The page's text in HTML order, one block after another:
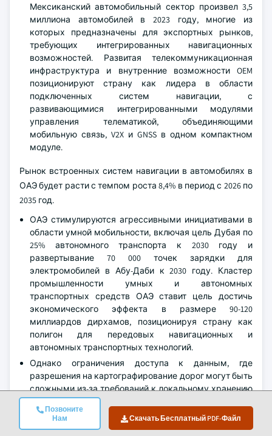
Позвоните
Нам
Скачать Бесплатный PDF-Файл
Мексиканский автомобильный сектор произвел 3,5
миллиона автомобилей в 2023 году, многие из
которых предназначены для экспортных рынков,
требующих интегрированных навигационных
возможностей. Развитая телекоммуникационная
инфраструктура и внутренние возможности OEM
позиционируют страну как лидера в области
подключенных систем навигации, с
развивающимися интегрированными модулями
управления телематикой, объединяющими
мобильную связь, V2X и GNSS в одном компактном
модуле.
Рынок встроенных систем навигации в автомобилях в
ОАЭ будет расти с темпом роста 8,4% в период с 2026 по
2035 год.
ОАЭ стимулируются агрессивными инициативами в
области умной мобильности, включая цель Дубая по
25% автономного транспорта к 2030 году и
развертывание 70 000 точек зарядки для
электромобилей в Абу-Даби к 2030 году. Кластер
промышленности умных и автономных
транспортных средств ОАЭ ставит цель достичь
экономического эффекта в размере 90-120
миллиардов дирхамов, позиционируя страну как
полигон для передовых навигационных и
автономных транспортных технологий.
Однако ограничения доступа к данным, где
разрешения на картографирование дорог могут быть
сложными из-за требований к локальному хранению
данных и ограничений на фотографирование
правительственных и военных зданий, создают
регуляторную сложность для поставщиков